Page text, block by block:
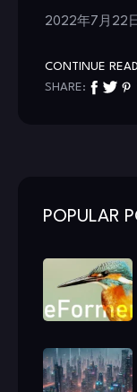
2022年7月22日
CONTINUE
SHARE:
POPULAR